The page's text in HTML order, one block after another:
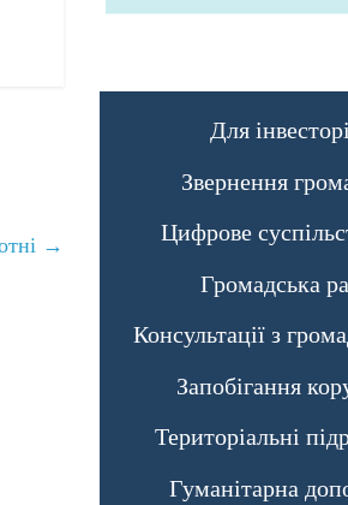
→
Для
Звернення
Цифрове
Громадська
Консультації з
Запобігання
Територіальні
Гуманітарна